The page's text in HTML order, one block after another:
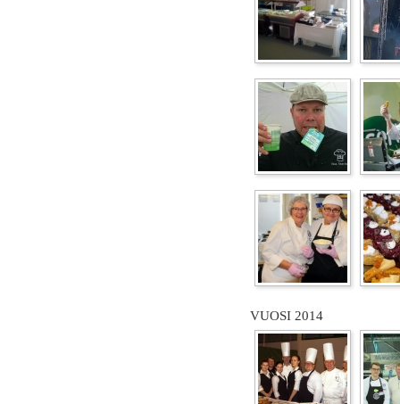
VUOSI 2014